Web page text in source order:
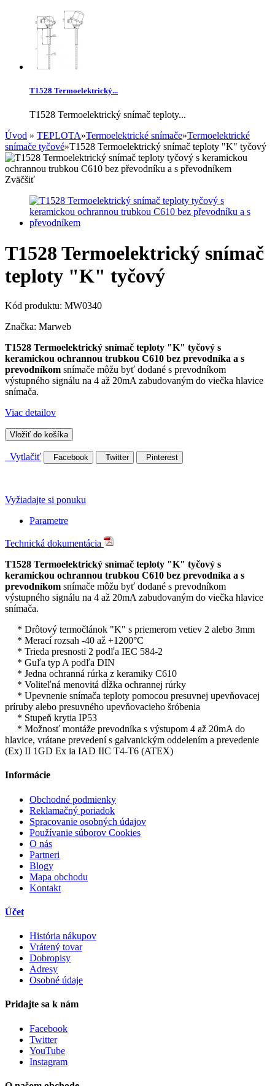
T1528 Termoelektrický...
T1528 Termoelektrický snímač teploty...
Úvod » TEPLOTA»Termoelektrické snímače»Termoelektrické
snímače tyčové»T1528 Termoelektrický snímač teploty "K" tyčový
Zväčšiť
T1528 Termoelektrický snímač
teploty "K" tyčový
Kód produktu: MW0340
Značka: Marweb
T1528 Termoelektrický snímač teploty "K" tyčový s
keramickou ochrannou trubkou C610 bez prevodníka a s
prevodníkom snímače môžu byť dodané s prevodníkom
výstupného signálu na 4 až 20mA zabudovaným do viečka hlavice
snímača.
Viac detailov
Vložiť do košíka
Vytlačiť Facebook Twitter Pinterest
Vyžiadajte si ponuku
Parametre
Technická dokumentácia
T1528 Termoelektrický snímač teploty "K" tyčový s
keramickou ochrannou trubkou C610 bez prevodníka a s
prevodníkom snímače môžu byť dodané s prevodníkom
výstupného signálu na 4 až 20mA zabudovaným do viečka hlavice
snímača.
* Drôtový termočlánok "K" s priemerom vetiev 2 alebo 3mm
* Merací rozsah -40 až +1200°C
* Trieda presnosti 2 podľa IEC 584-2
* Guľa typ A podľa DIN
* Jedna ochranná rúrka z keramiky C610
* Voliteľná menovitá dĺžka ochrannej rúrky
* Upevnenie snímača teploty pomocou presuvnej upevňovacej
príruby alebo presuvného upevňovacieho šróbenia
* Stupeň krytia IP53
* Možnosť montáže prevodníka s výstupom 4 až 20mA do
hlavice, vrátane prevedení s galvanickým oddelením a prevedenie
(Ex) II 1GD Ex ia IAD IIC T4-T6 (ATEX)
Informácie
Obchodné podmienky
Reklamačný poriadok
Spracovanie osobných údajov
Používanie súborov Cookies
O nás
Partneri
Blogy
Mapa obchodu
Kontakt
Účet
História nákupov
Vrátený tovar
Dobropisy
Adresy
Osobné údaje
Pridajte sa k nám
Facebook
Twitter
YouTube
Instagram